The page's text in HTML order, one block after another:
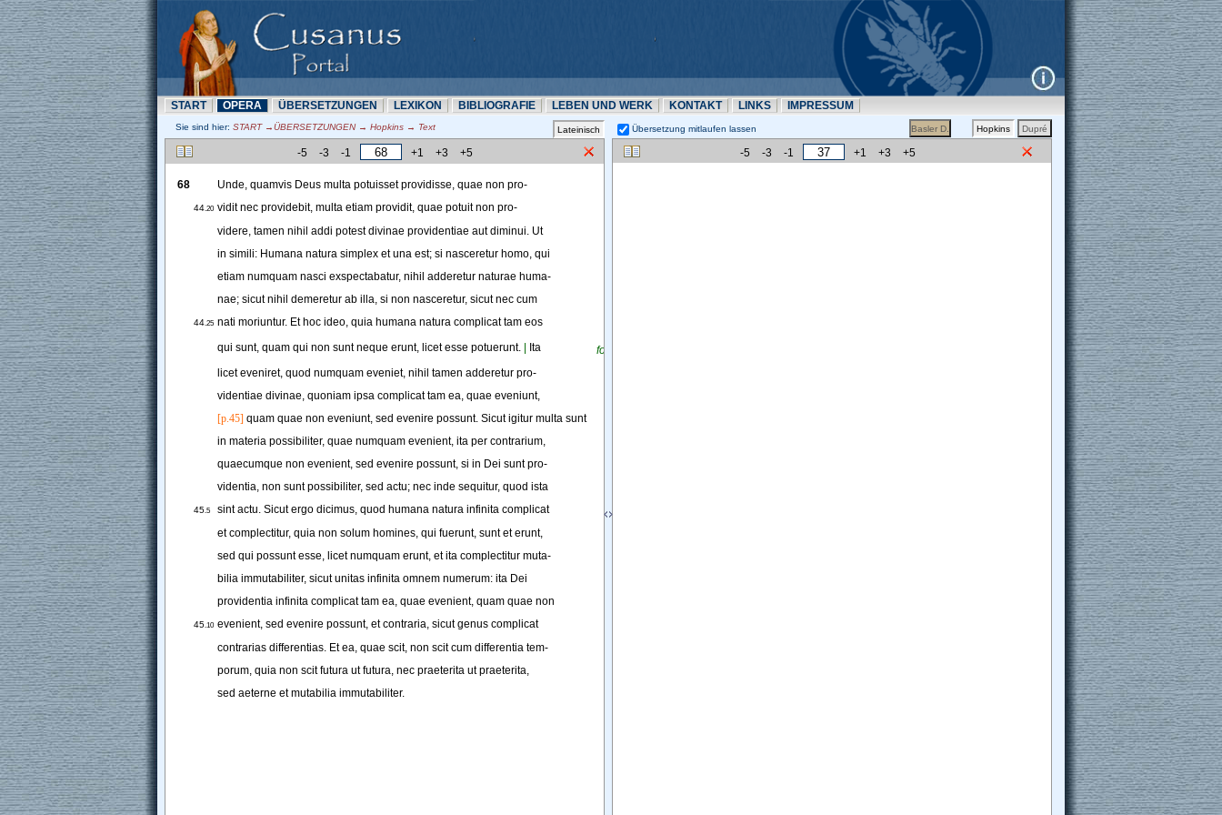
START OPERA ÜBERSETZUNN LEXIKON BIBLIOGRAFIE LEBEN UND WERK KONTAKT LINKS IMPRESSUM
Sie sind hier: START →ÜBERSETZUNN → Hopkins → Text Übersetzung mitlaufen lassen
-5 -3 -1 +1 +3 +5
68 Unde, quamvis Deus multa potuisset providisse, quae non pro-
44.20 vidit nec providebit, multa etiam providit, quae potuit non pro-
videre, tamen nihil addi potest divinae providentiae aut diminui. Ut
in simili: Humana natura simplex et una est; si nasceretur homo, qui
etiam numquam nasci exspectabatur, nihil adderetur naturae huma-
nae; sicut nihil demeretur ab illa, si non nasceretur, sicut nec cum
44.25 nati moriuntur. Et hoc ideo, quia humana natura complicat tam eos
qui sunt, quam qui non sunt neque erunt, licet esse potuerunt. Ita fol.10
licet eveniret, quod numquam eveniet, nihil tamen adderetur pro-
videntiae divinae, quoniam ipsa complicat tam ea, quae eveniunt,
[p.45] quam quae non eveniunt, sed evenire possunt. Sicut igitur multa sunt
in materia possibiliter, quae numquam evenient, ita per contrarium,
quaecumque non evenient, sed evenire possunt, si in Dei sunt pro-
videntia, non sunt possibiliter, sed actu; nec inde sequitur, quod ista
45.5 sint actu. Sicut ergo dicimus, quod humana natura infinita complicat
et complectitur, quia non solum homines, qui fuerunt, sunt et erunt,
sed qui possunt esse, licet numquam erunt, et ita complectitur muta-
bilia immutabiliter, sicut unitas infinita omnem numerum: ita Dei
providentia infinita complicat tam ea, quae evenient, quam quae non
45.10 evenient, sed evenire possunt, et contraria, sicut genus complicat
contrarias differentias. Et ea, quae scit, non scit cum differentia tem-
porum, quia non scit futura ut futura, nec praeterita ut praeterita,
sed aeterne et mutabilia immutabiliter.
-5 -3 -1 +1 +3 +5